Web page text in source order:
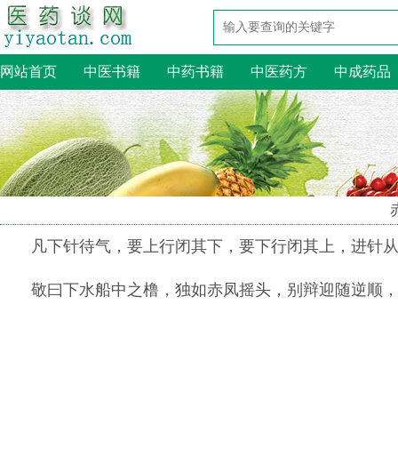
网站首页 中医书籍 中药书籍 中医药方 中成药品
凡下针待气，要上行闭其下，要下行闭其上，进针
敬曰下水船中之橹，独如赤凤摇头，别辩迎随逆顺